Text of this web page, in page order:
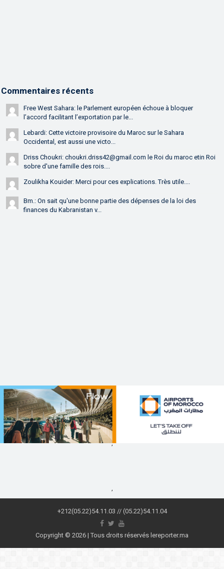
Commentaires récents
Free West Sahara: le Parlement européen échoue à bloquer
l’accord facilitant l’exportation par le...
Lebardi: Cette victoire provisoire du Maroc sur le Sahara
Occidental, est aussi une victo...
Driss Choukri: choukri.driss42@gmail.com le Roi du maroc etin Roi
sobre d'une famille des rois....
Zoulikha Kouider: Merci pour ces explications. Très utile....
Bm.: On sait qu'une bonne partie des dépenses de la loi des
finances du Kabranistan v...
,
,
+212(05.22)54.11.03 // (05.22)54.11.04
Copyright © 2026 | Tous droits réservés lereporter.ma